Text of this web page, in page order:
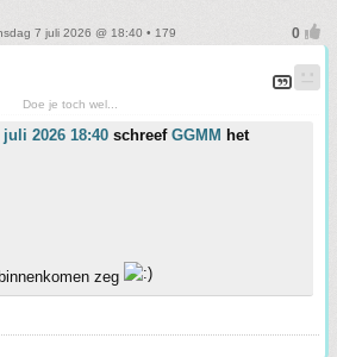
7 juli 2026 @ 18:40 • 179
Doe je toch wel...
2026 18:40 schreef GGMM het
zeg